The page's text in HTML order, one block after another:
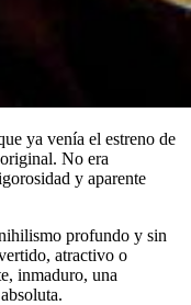
ya venía el estreno de
No era
y aparente
profundo y sin
atractivo o
inmaduro, una